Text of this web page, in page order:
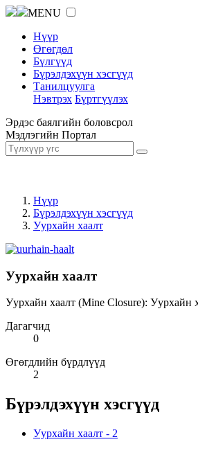
MENU
Нүүр
Өгөгдөл
Бүлгүүд
Бүрэлдэхүүн хэсгүүд
Танилцуулга
Нэвтрэх Бүртгүүлэх
Эрдэс баялгийн боловсрол
Мэдлэгийн Портал
Нүүр
Бүрэлдэхүүн хэсгүүд
Уурхайн хаалт
Уурхайн хаалт
Уурхайн хаалт (Mine Closure): Уурхайн
Дагагчид
0
Өгөгдлийн бүрдлүүд
2
Бүрэлдэхүүн хэсгүүд
Уурхайн хаалт - 2